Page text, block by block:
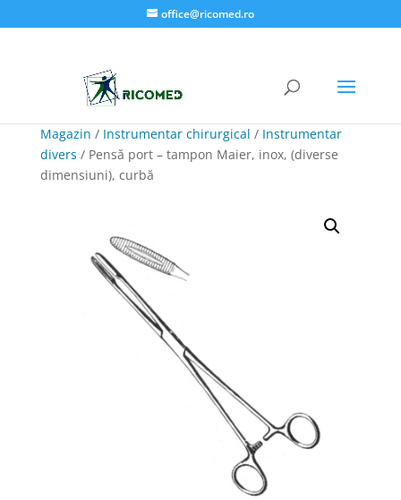
office@ricomed.ro
Magazin / Instrumentar chirurgical / Instrumentar
divers / Pensă port – tampon Maier, inox, (diverse
dimensiuni), curbă